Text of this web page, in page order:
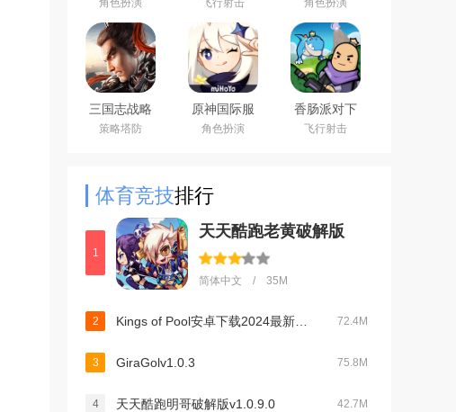
2026最新版
角色扮演
国际服下载
正版
飞行射击
游下载安卓
最新版
角色扮演
三国志战略
版安卓灵犀
客户端3D最
策略塔防
原神国际服
(Genshin
Impact)下载
角色扮演
香肠派对下
载2026最新
版
飞行射击
体育竞技排行
1
天天酷跑老黄破解版
简体中文 / 35M
2 72.4M
3 GiraGolv1.0.3 75.8M
4 天天酷跑明哥破解版v1.0.9.0 42.7M